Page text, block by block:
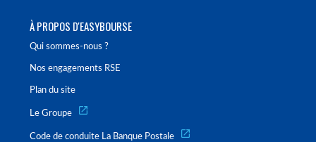
À PROPOS D'EASYBOURSE
Qui sommes-nous ?
Nos engagements RSE
Plan du site
Le Groupe
Code de conduite La Banque Postale